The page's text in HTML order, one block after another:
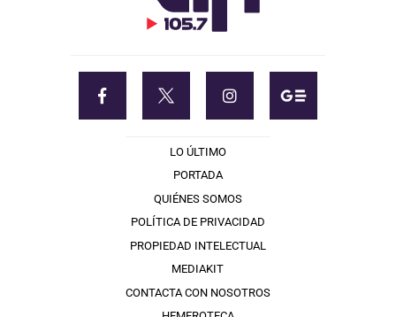
LO ÚLTIMO
PORTADA
QUIÉNES SOMOS
POLÍTICA DE PRIVACIDAD
PROPIEDAD INTELECTUAL
MEDIAKIT
CONTACTA CON NOSOTROS